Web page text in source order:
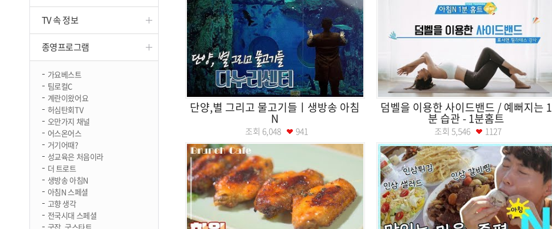
TV 속 정보
종영프로그램
가요베스트
팀로컬C
계란이왔어요
허심탄회TV
오만가지 채널
어스온어스
거기어때?
성교육은 처음이라
더 트로트
생방송 아침N
아침N 스페셜
고향 생각
전국시대 스페셜
단양,별 그리고 물고기들ㅣ생방송 아침
N
조회 6,048 941
덤벨을 이용한 사이드밴드 / 예뻐지는 1
분 습관 - 1분홈트
조회 5,546 1127